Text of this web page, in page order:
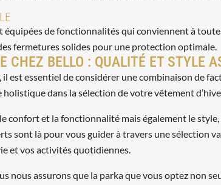
équipées de fonctionnalités qui conviennent à
fermetures solides pour une protection optimale.
CHEZ BELLO : QUALITÉ ET STYLE
il est essentiel de considérer une combinaison de
dans la sélection de votre vêtement
confort et la fonctionnalité mais également le
sont là pour vous guider à travers une sélection
et vos activités quotidiennes.
nous assurons que la parka que vous optez non